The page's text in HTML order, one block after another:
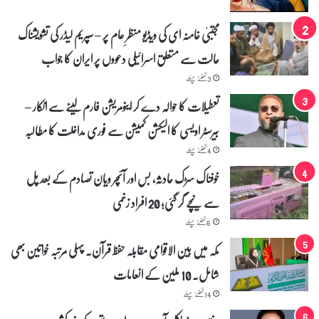
مجتبیٰ خامنہ ای کی ویڈیو منظرِ عام پر – سپریم لیڈر کی تشویشناک
حالت سے متعلق اسرائیلی دعووں پر ایران کا جواب
3 گھنٹے پہلے
تعطیلات کا حوالہ دے کر اینومریشن فارم لینے سے انکار –
بیرسٹر اویسی کا الیکشن کمیشن سے فوری مداخلت کا مطالبہ
4 گھنٹے پہلے
خوفناک سڑک حادثہ، بس اور آئچر ویان تصادم کے بعد پل
سے نیچے گر گئی؛ 20 افراد زخمی
6 گھنٹے پہلے
مکہ میں بین الاقوامی مقابلہ حفظ قرآن۔ پہلی مرتبہ خواتین بھی
شامل۔ 10 ملین کے انعامات
14 گھنٹے پہلے